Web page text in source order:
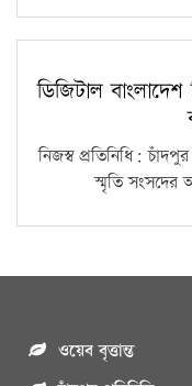
ডিজিটাল বাংলাদেশ
নিজস্ব প্রতিনিধি:
স্মৃতি সংসদের
ওয়েব বৃত্তান্ত